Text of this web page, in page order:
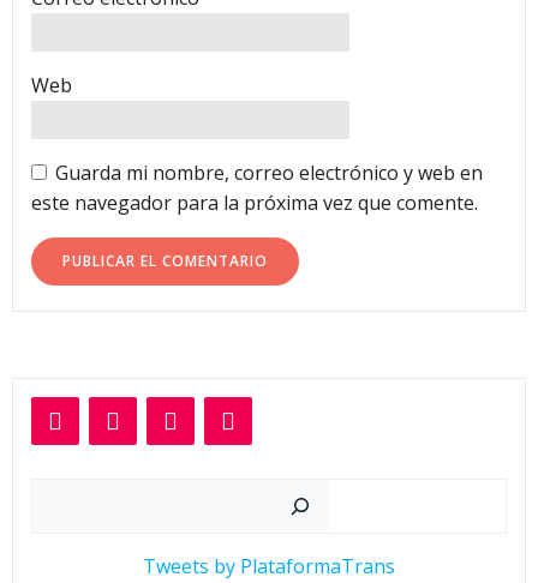
Web
Guarda mi nombre, correo electrónico y web en
este navegador para la próxima vez que comente.
Tweets by PlataformaTrans